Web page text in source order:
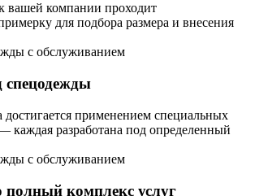
вашей компании проходит
для подбора размера и внесения
достигается применением специальных
каждая разработана под определенный
полный комплекс услуг